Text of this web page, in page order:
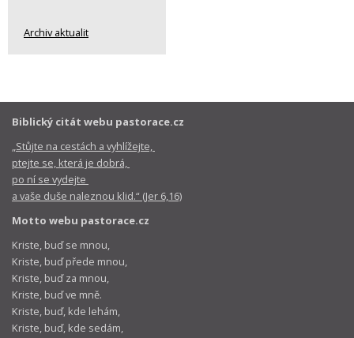
Archiv aktualit
Biblický citát webu pastorace.cz
„Stůjte na cestách a vyhlížejte,
ptejte se, která je dobrá,
po ní se vydejte
a vaše duše naleznou klid.“ (Jer 6,16)
Motto webu pastorace.cz
Kriste, buď se mnou,
Kriste, buď přede mnou,
Kriste, buď za mnou,
Kriste, buď ve mně.
Kriste, buď, kde lehám,
Kriste, buď, kde sedám,